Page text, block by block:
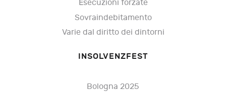
Esecuzioni forzate
Sovraindebitamento
Varie dal diritto dei dintorni
INSOLVENZFEST
Bologna 2025